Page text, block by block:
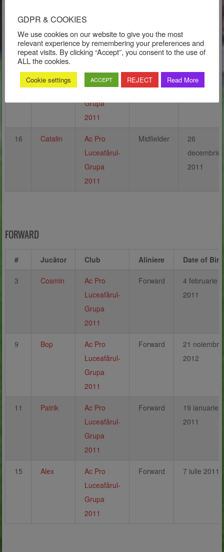
Luceafărul-
Grupa
2011
10 Darius
Ac Pro
Luceafărul-
Grupa
2011
Midfielder
16
2011
16 Catalin
Ac Pro
Luceafărul-
Grupa
2011
Midfielder
26
decembrie
2011
FORWARD
# Jucător Club Aliniere Date of
3 Cosmin
Ac Pro
Luceafărul-
Grupa
2011
Forward
4 februarie
2011
9 Bop
Ac Pro
Luceafărul-
Grupa
2011
Forward
21 noiembrie
2012
11 Patrik
Ac Pro
Luceafărul-
Grupa
2011
Forward
19 ianuarie
2011
15 Alex
Ac Pro
Luceafărul-
Grupa
2011
Forward 7 iulie 2011
GDPR & COOKIES
We use cookies on our website to give you the most
relevant experience by remembering your preferences and
repeat visits. By clicking “Accept”, you consent to the use of
ALL the cookies.
Cookie settings ACCEPT REJECT Read More